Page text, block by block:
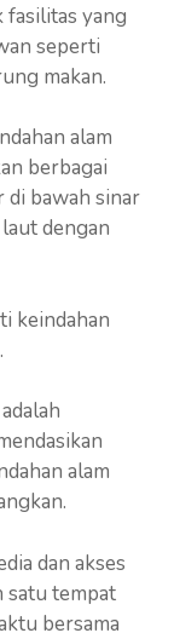
fasilitas yang
seperti
makan.
alam
berbagai
bawah sinar
dengan
keindahan
alam
dan akses
satu tempat
bersama